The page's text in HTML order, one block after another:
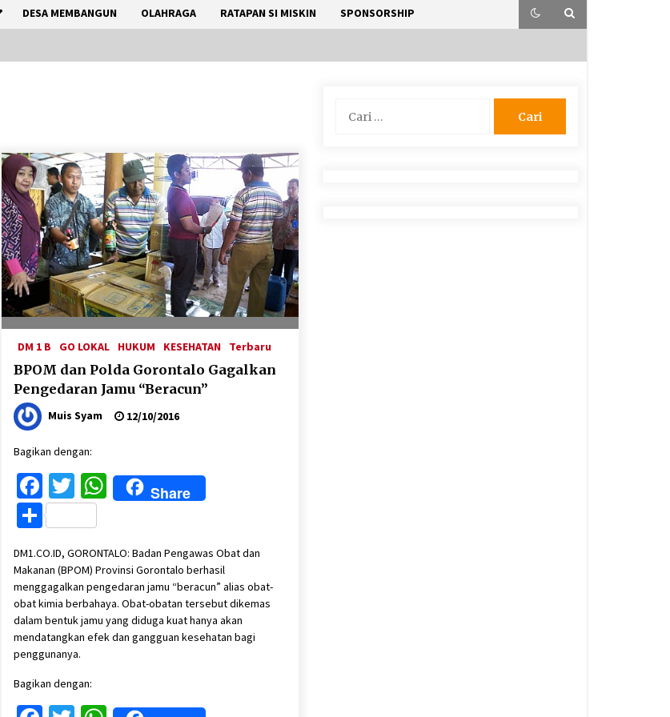
DESA MEMBANGUN OLAHRAGA RATAPAN SI MISKIN SPONSORSHIP
DM 1 B GO LOKAL HUKUM KESEHATAN Terbaru
BPOM dan Polda Gorontalo Gagalkan
Pengedaran Jamu “Beracun”
Muis Syam 12/10/2016
Bagikan dengan:
Facebook
Twitter
WhatsApp
Share
Share
DM1.CO.ID, GORONTALO: Badan Pengawas Obat dan
Makanan (BPOM) Provinsi Gorontalo berhasil
menggagalkan pengedaran jamu “beracun” alias obat-
obat kimia berbahaya. Obat-obatan tersebut dikemas
dalam bentuk jamu yang diduga kuat hanya akan
mendatangkan efek dan gangguan kesehatan bagi
penggunanya.
Bagikan dengan:
untuk: